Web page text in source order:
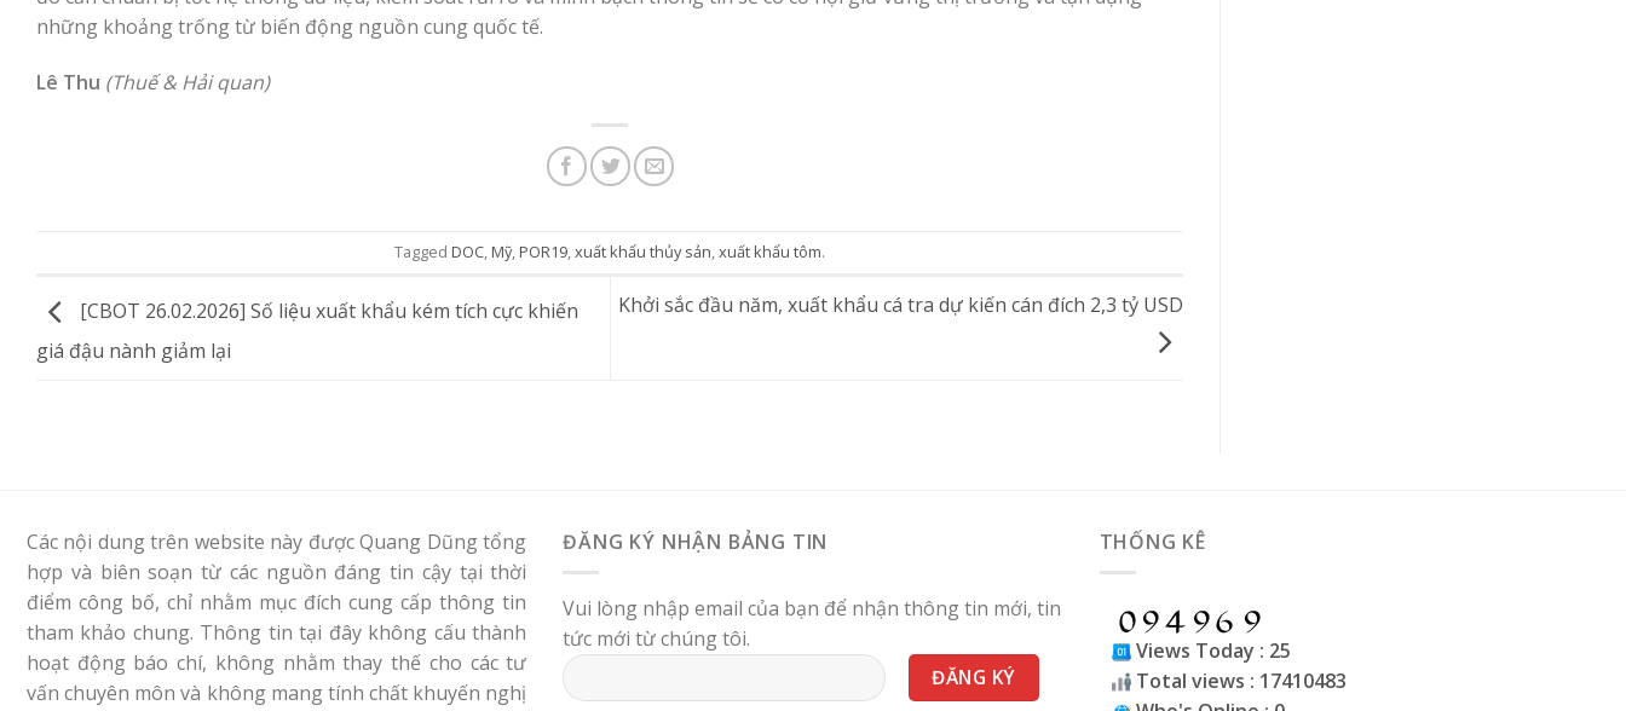
những khoảng trống từ biến động nguồn cung quốc tế.
Lê Thu (Thuế & Hải quan)
Tagged DOC, Mỹ, POR19,xuất khẩu thủy sản,xuất khẩu tôm.
[CBOT 26.02.2026] Số liệu xuất khẩu kém tích cực khiến
giá đậu nành giảm lại
Khởi sắc đầu năm, xuất khẩu cá tra dự kiến cán đích 2,3 tỷ USD
Các nội dung trên website này được Quang Dũng tổng
hợp và biên soạn từ các nguồn đáng tin cậy tại thời
điểm công bố, chỉ nhằm mục đích cung cấp thông tin
tham khảo chung. Thông tin tại đây không cấu thành
hoạt động báo chí, không nhằm thay thế cho các tư
vấn chuyên môn và không mang tính chất khuyến nghị
ĐĂNG KÝ NHẬN BẢNG TIN
Vui lòng nhập email của bạn để nhận thông tin mới, tin
tức mới từ chúng tôi.
THỐNG KÊ
Views Today : 25
Total views : 17410483